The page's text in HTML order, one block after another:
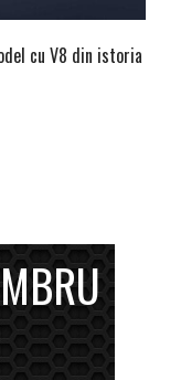
cu V8 din istoria